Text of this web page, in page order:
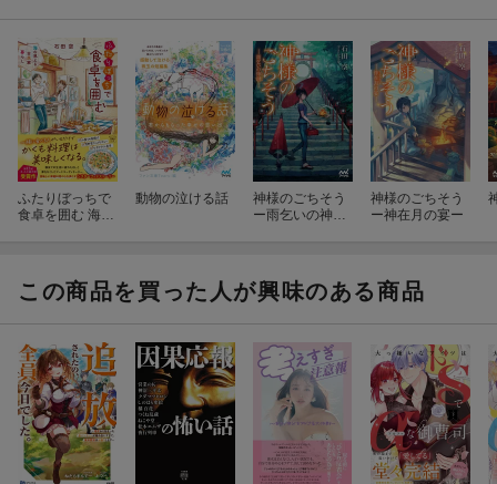
ふたりぼっちで
食卓を囲む 海の
動物の泣ける話
神様のごちそう
ー雨乞いの神饌
神様のごちそう
ー神在月の宴ー
この商品を買った人が興味のある商品